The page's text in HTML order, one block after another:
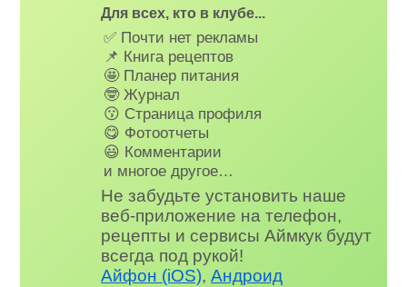
Для всех, кто в клубе...
✅ Почти нет рекламы
📌 Книга рецептов
🤩 Планер питания
🤓 Журнал
😗 Страница профиля
😋 Фотоотчеты
😃 Комментарии
и многое другое…
Не забудьте установить наше
веб-приложение на телефон,
рецепты и сервисы Аймкук будут
всегда под рукой!
Айфон (iOS),Андроид